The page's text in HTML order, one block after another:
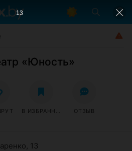
«Юность»
13
В ИЗБРАННОЕ ОТЗЫВ
13